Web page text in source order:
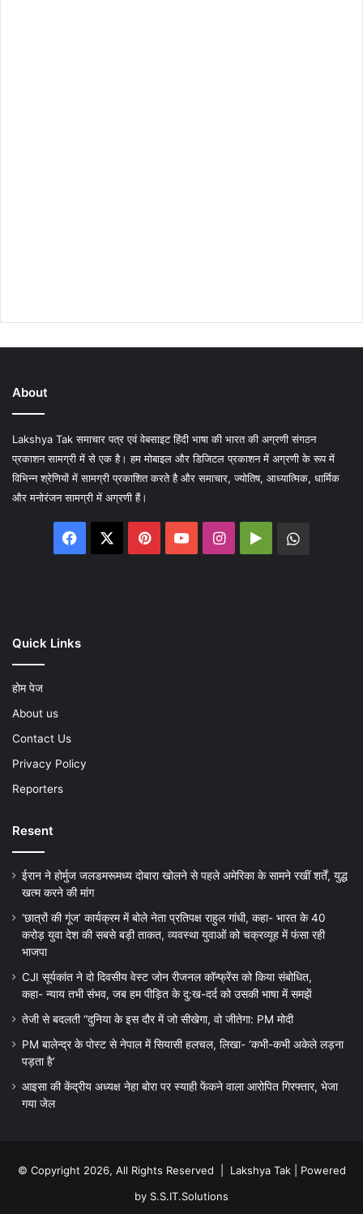
About
Lakshya Tak समाचार पत्र एवं वेबसाइट हिंदी भाषा की भारत की अग्रणी संगठन
प्रकाशन सामग्री में से एक है। हम मोबाइल और डिजिटल प्रकाशन में अग्रणी के रूप में
विभिन्न श्रेणियों में सामग्री प्रकाशित करते है और समाचार, ज्योतिष, आध्यात्मिक, धार्मिक
और मनोरंजन सामग्री में अग्रणी हैं।
Facebook PinterestYouTubeInstagram
Google
Quick Links
होम पेज
About us
Contact Us
Privacy Policy
Reporters
Resent
ईरान ने होर्मुज जलडमरूमध्य दोबारा खोलने से पहले अमेरिका के सामने रखीं शर्तें, युद्ध
खत्म करने की मांग
‘छात्रों की गूंज’ कार्यक्रम में बोले नेता प्रतिपक्ष राहुल गांधी, कहा- भारत के 40
करोड़ युवा देश की सबसे बड़ी ताकत, व्यवस्था युवाओं को चक्रव्यूह में फंसा रही
भाजपा
CJI सूर्यकांत ने दो दिवसीय वेस्ट जोन रीजनल कॉन्फ्रेंस को किया संबोधित,
कहा- न्याय तभी संभव, जब हम पीड़ित के दु:ख-दर्द को उसकी भाषा में समझें
तेजी से बदलती “दुनिया के इस दौर में जो सीखेगा, वो जीतेगा: PM मोदी
PM बालेन्द्र के पोस्ट से नेपाल में सियासी हलचल, लिखा- ‘कभी-कभी अकेले लड़ना
पड़ता है’
आइसा की केंद्रीय अध्यक्ष नेहा बोरा पर स्याही फेंकने वाला आरोपित गिरफ्तार, भेजा
गया जेल
© Copyright 2026, All Rights Reserved | Lakshya Tak| Powered
by S.S.IT.Solutions